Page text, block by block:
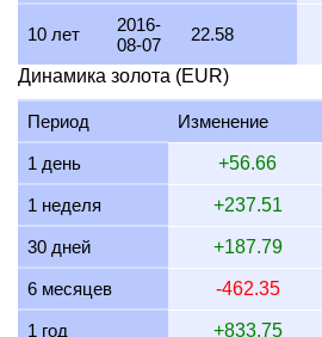
17 июля 2026 2,054.70 66.06
16 июля 2026
15 июля 2026 2,072.66 66.64
14 июля 2026 2,081.74
13 июля 2026 2,055.07
12 июля 2026 2,107.14
11 июля 2026 2,108.89
10 июля 2026 2,099.84
10 лет
2016-
08-07
22.58
Динамика золота (EUR)
Период Изменение
1 день +56.66
1 неделя +237.51
30 дней +187.79
6 месяцев -462.35
1 год +833.75